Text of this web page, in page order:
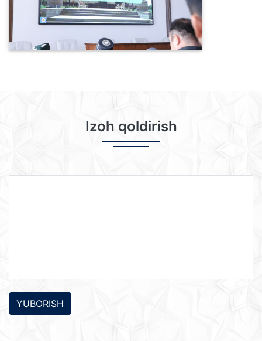
Izoh qoldirish
YUBORISH